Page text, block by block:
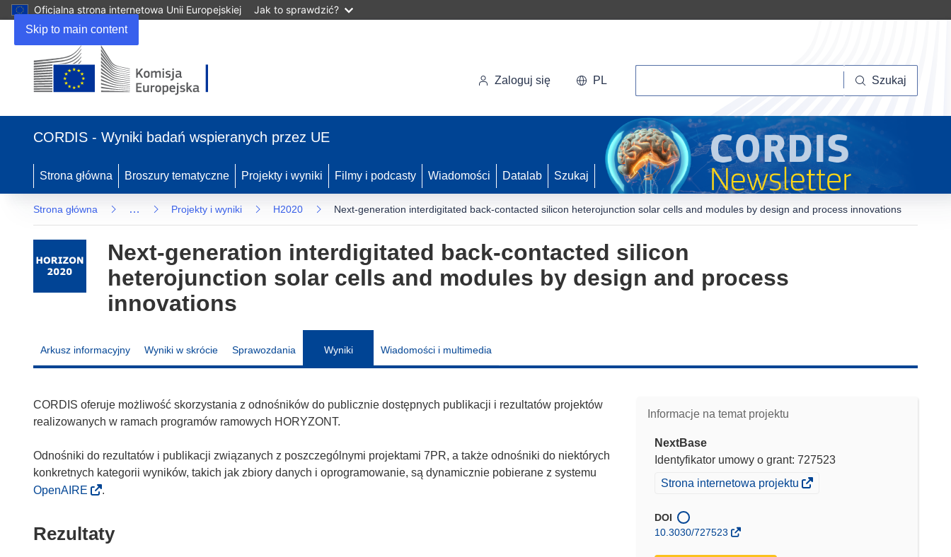
Skip to main content
Oficjalna strona internetowa Unii Europejskiej Jak to sprawdzić?
się
nowym
oknie)
Zaloguj się PL Szukaj
CORDIS - Wyniki badań wspieranych przez UE
Strona główna Broszury tematyczne Projekty i wyniki Filmy i podcasty Wiadomości Datalab Szukaj
Strona główna … Projekty i wyniki H2020 Next-generation interdigitated back-contacted silicon heterojunction solar cells and modules by design and process innovations
Next-generation interdigitated back-contacted silicon
heterojunction solar cells and modules by design and process
innovations
Arkusz informacyjny Wyniki w skrócie Sprawozdania Wyniki Wiadomości i multimedia
Informacje na temat projektu
NextBase
Identyfikator umowy o grant: 727523
(odnośnik
w
nowym
Strona internetowa projektu
DOI
10.3030/727523
CORDIS oferuje możliwość skorzystania z odnośników do publicznie dostępnych publikacji i rezultatów projektów
realizowanych w ramach programów ramowych HORYZONT.
Odnośniki do rezultatów i publikacji związanych z poszczególnymi projektami 7PR, a także odnośniki do niektórych
konkretnych kategorii wyników, takich jak zbiory danych i oprogramowanie, są dynamicznie pobierane z systemu
OpenAIRE
.
Rezultaty